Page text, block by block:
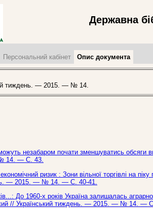
Державна
Персональний кабінет Опис документа
тиждень. — 2015. — № 14.
незабаром почати зменшуватись обсяги
14. — С. 43.
ризик : Зони вільної торгівлі на
— 2015. — № 14. — С. 40-41.
До 1960-х років Україна залишалась
// Український тиждень. — 2015. — № 14. —